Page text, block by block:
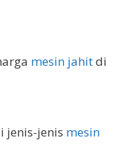
mesin jahitdi
jenis-jenis mesin